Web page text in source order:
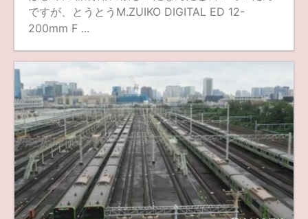
ですが、とうとうM.ZUIKO DIGITAL ED 12-
200mm F ...